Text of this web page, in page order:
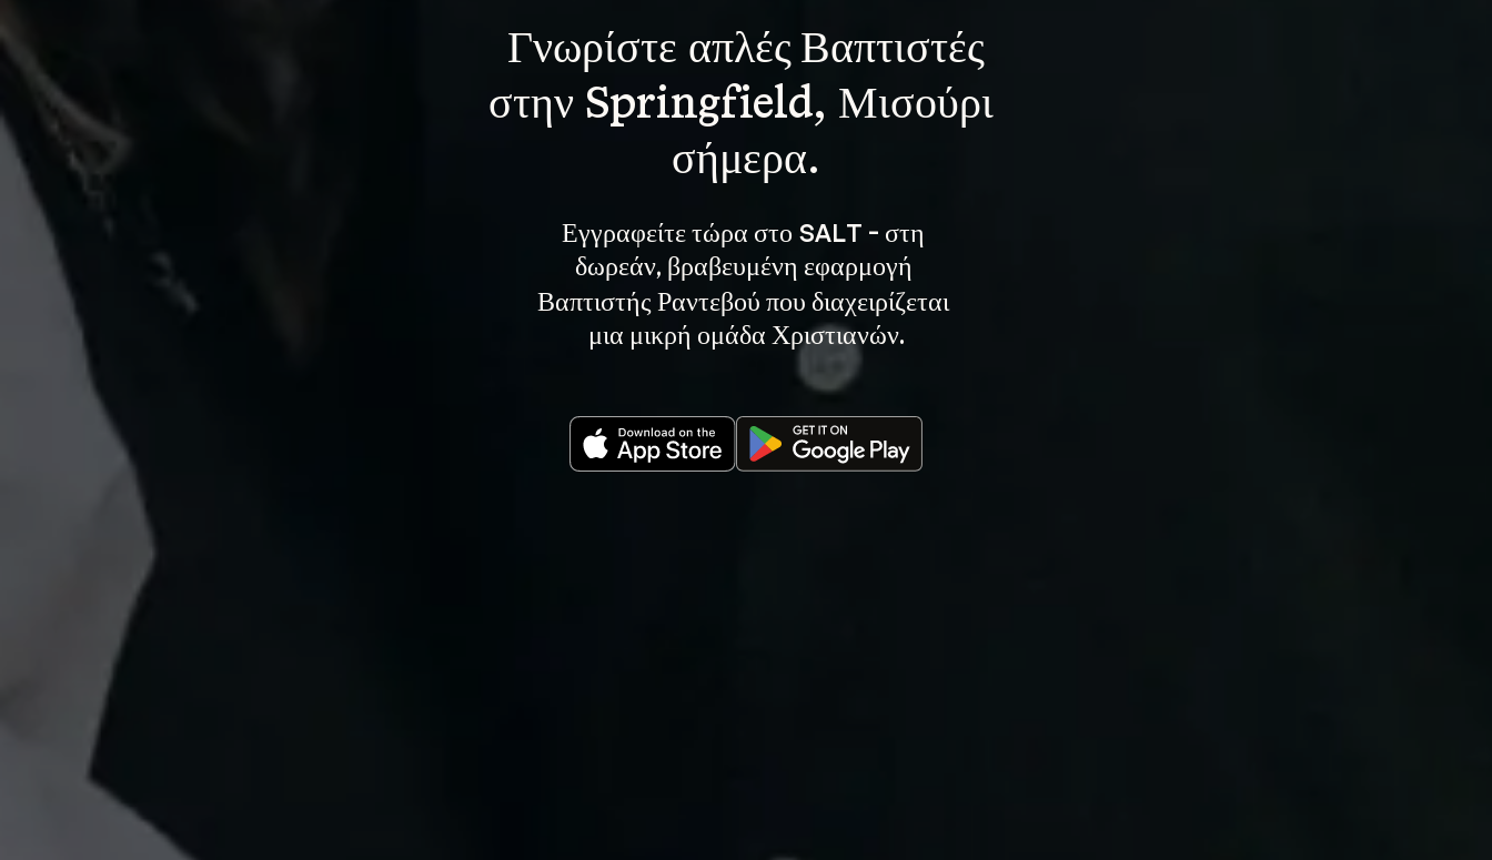
Γνωρίστε απλές Βαπτιστές
στην Springfield, Μισούρι
σήμερα.
Εγγραφείτε τώρα στο SALT - στη
δωρεάν, βραβευμένη εφαρμογή
Βαπτιστής Ραντεβού που διαχειρίζεται
μια μικρή ομάδα Χριστιανών.